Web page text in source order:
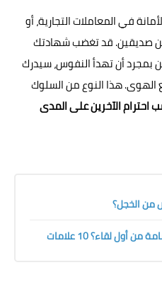
في المعاملات التجارية، أو
صديقين. قد تغضب شهادتك
بمجرد أن تهدأ النفوس، سيدرك
هذا النوع من السلوك
احترام الآخرين على المدى
من الخجل؟
لقاء؟ 10 علامات